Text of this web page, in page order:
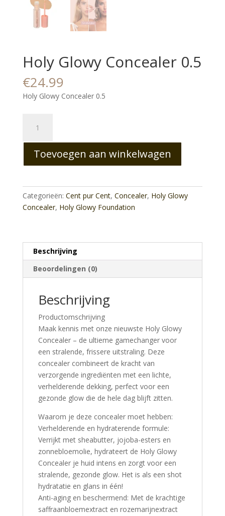
Holy Glowy Concealer 0.5
€24.99
Holy Glowy Concealer 0.5
Glowy
Concealer
aantal
Toevoegen aan winkelwagen
Categorieën: Cent pur Cent, Concealer, Holy Glowy
Concealer, Holy Glowy Foundation
Beschrijving
Beoordelingen (0)
Beschrijving
Productomschrijving
Maak kennis met onze nieuwste Holy Glowy
Concealer – de ultieme gamechanger voor
een stralende, frissere uitstraling. Deze
concealer combineert de kracht van
verzorgende ingrediënten met een lichte,
verhelderende dekking, perfect voor een
gezonde glow die de hele dag blijft zitten.
Waarom je deze concealer moet hebben:
Verhelderende en hydraterende formule:
Verrijkt met sheabutter, jojoba-esters en
zonnebloemolie, hydrateert de Holy Glowy
Concealer je huid intens en zorgt voor een
stralende, gezonde glow. Het is als een shot
hydratatie en glans in één!
Anti-aging en beschermend: Met de krachtige
saffraanbloemextract en rozemarijnextract